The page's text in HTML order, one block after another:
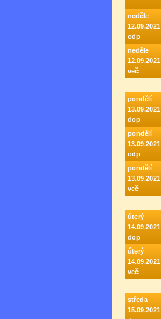
neděle
12.09.2021
odp
neděle
12.09.2021
več
pondělí
13.09.2021
dop
pondělí
13.09.2021
odp
pondělí
13.09.2021
več
úterý
14.09.2021
dop
úterý
14.09.2021
več
středa
15.09.2021